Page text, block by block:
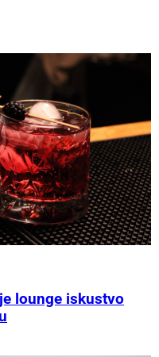
lounge iskustvo